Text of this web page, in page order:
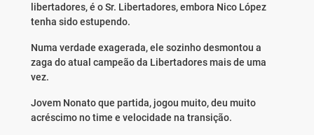
libertadores, é o Sr. Libertadores, embora Nico López
tenha sido estupendo.
Numa verdade exagerada, ele sozinho desmontou a
zaga do atual campeão da Libertadores mais de uma
vez.
Jovem Nonato que partida, jogou muito, deu muito
acréscimo no time e velocidade na transição.